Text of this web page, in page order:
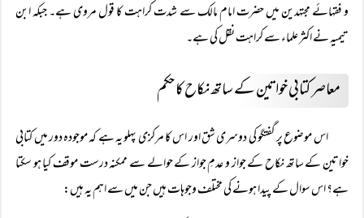
و فقہائے مجتہدین میں حضرت امام مالک سے شدت کراہت کا قول مروی ہے۔ جبکہ ابن
تیمیہ نے اکثر علماء سے کراہت نقل کی ہے۔
معاصر کتابی خواتین کے ساتھ نکاح کا حکم
اس موضوع پر گفتگو کی دوسری شق اور اس کا مرکزی پہلو یہ ہے کہ موجودہ دور میں کتابی
خواتین کے ساتھ نکاح کے جواز و عدمِ جواز کے حوالے سے ممکنہ درست موقف کیا ہو سکتا
ہے؟ اس سوال کے پیدا ہونے کی مختلف وجوہات ہیں جن میں سے اہم یہ ہیں: